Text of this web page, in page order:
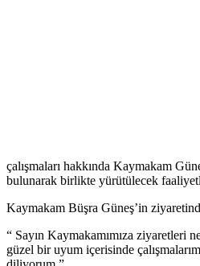
çalışmaları hakkında Kaymakam
bulunarak birlikte yürütülecek
Kaymakam Büşra Güneş’in
“ Sayın Kaymakamımıza ziyaretleri
güzel bir uyum içerisinde